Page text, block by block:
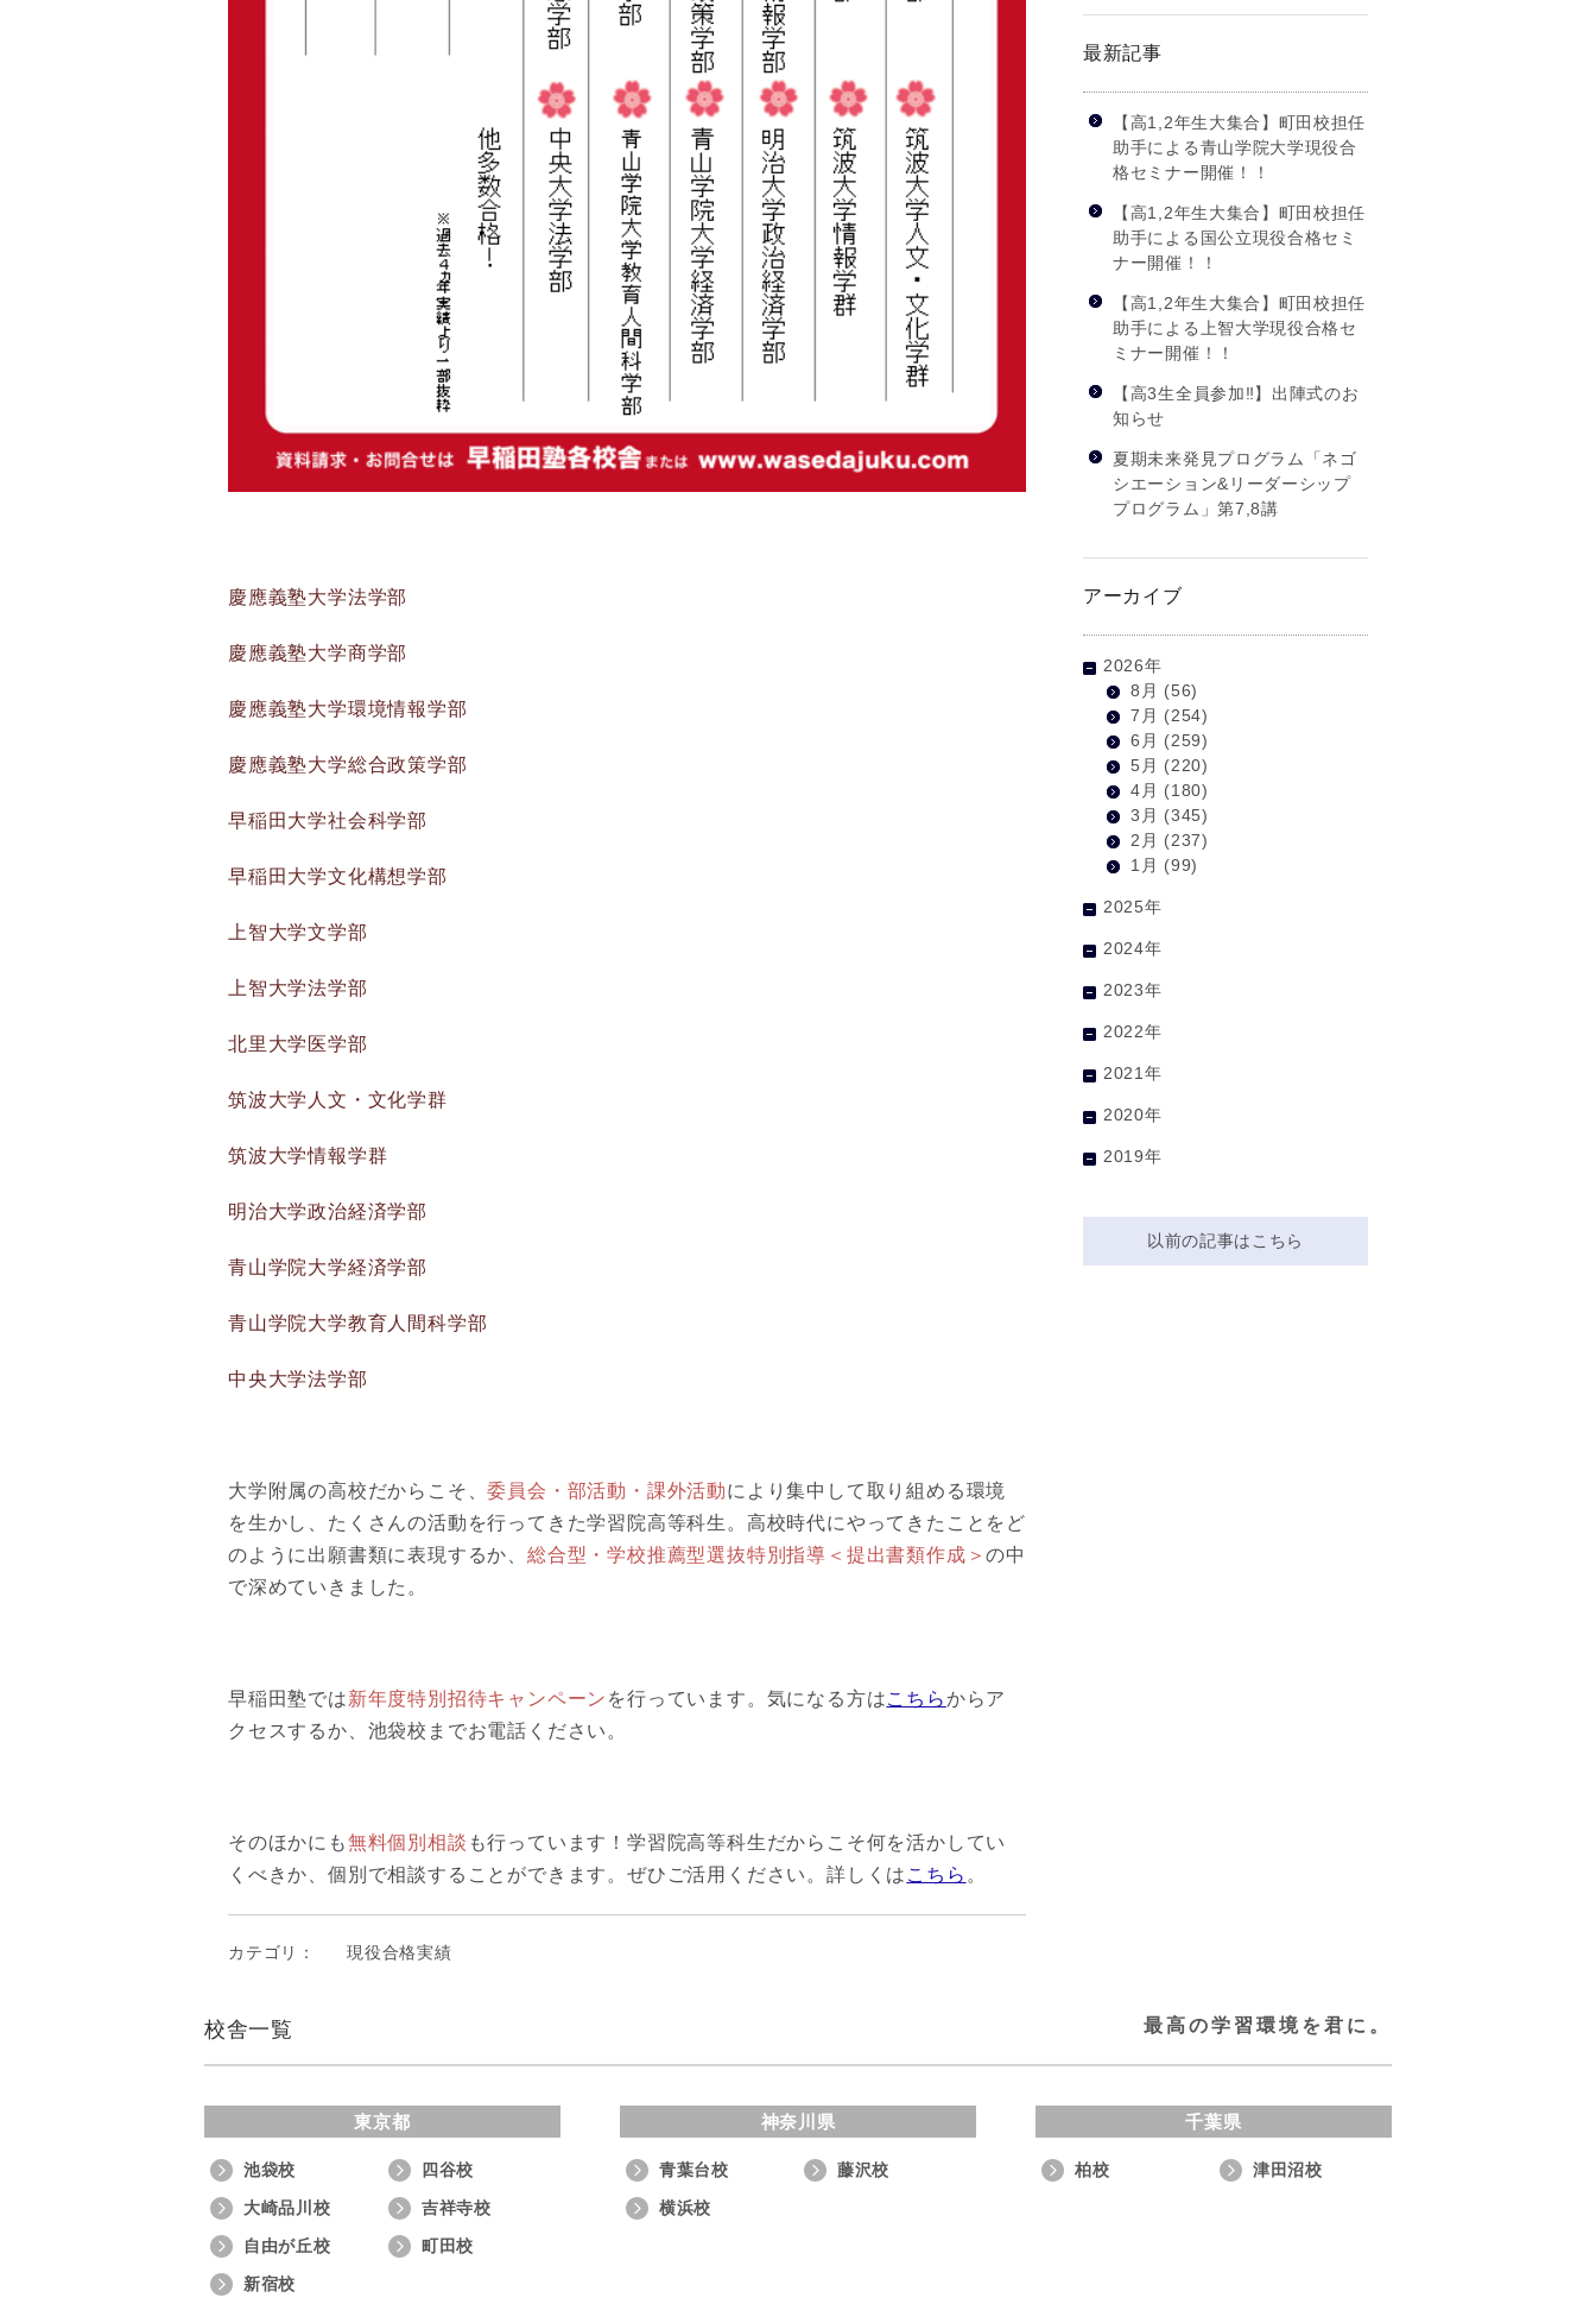
慶應義塾大学法学部
慶應義塾大学商学部
慶應義塾大学環境情報学部
慶應義塾大学総合政策学部
早稲田大学社会科学部
早稲田大学文化構想学部
上智大学文学部
上智大学法学部
北里大学医学部
筑波大学人文・文化学群
筑波大学情報学群
明治大学政治経済学部
青山学院大学経済学部
青山学院大学教育人間科学部
中央大学法学部
大学附属の高校だからこそ、委員会・部活動・課外活動により集中して取り組める環境
を生かし、たくさんの活動を行ってきた学習院高等科生。高校時代にやってきたことをど
のように出願書類に表現するか、 総合型・学校推薦型選抜特別指導＜提出書類作成＞の中
で深めていきました。
早稲田塾では新年度特別招待キャンペーン を行っています。気になる方はこちらからア
クセスするか、池袋校までお電話ください。
そのほかにも無料個別相談 も行っています！学習院高等科生だからこそ何を活かしてい
くべきか、個別で相談することができます。ぜひご活用ください。詳しくは こちら 。
カテゴリ： 現役合格実績
最新記事
【高1,2年生大集合】町田校担任
助手による青山学院大学現役合
格セミナー開催！！
【高1,2年生大集合】町田校担任
助手による国公立現役合格セミ
ナー開催！！
【高1,2年生大集合】町田校担任
助手による上智大学現役合格セ
ミナー開催！！
【高3生全員参加‼】出陣式のお
知らせ
夏期未来発見プログラム「ネゴ
シエーション&リーダーシップ
プログラム」第7,8講
アーカイブ
2026年
8月 (56)
7月 (254)
6月 (259)
5月 (220)
4月 (180)
3月 (345)
2月 (237)
1月 (99)
2025年
2024年
2023年
2022年
2021年
2020年
2019年
以前の記事はこちら
校舎一覧 最高の学習環境を君に。
東京都
池袋校
四谷校
大崎品川校
吉祥寺校
自由が丘校
町田校
新宿校
神奈川県
青葉台校
藤沢校
横浜校
千葉県
柏校 津田沼校